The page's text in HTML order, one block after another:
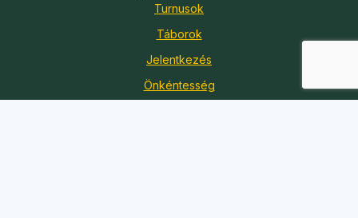
Turnusok
Táborok
Jelentkezés
Önkéntesség